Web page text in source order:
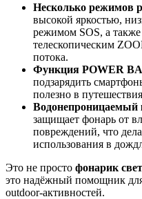
Несколько режимов
высокой яркостью,
режимом SOS, а также
телескопическим
потока.
Функция POWER
подзарядить
полезно в
Водонепроницаемый
защищает фонарь от
повреждений, что
использования в
Это не просто фонарик
это надёжный помощник
outdoor-активностей.